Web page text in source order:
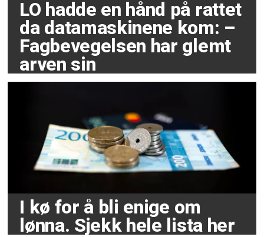
LO hadde en hånd på rattet
da datamaskinene kom: –
Fagbevegelsen har glemt
arven sin
I kø for å bli enige om
lønna. Sjekk hele lista her